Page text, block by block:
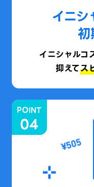
イニシ
イニシャルコ
抑えてス
POINT
04